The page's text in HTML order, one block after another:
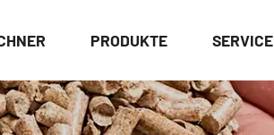
PRODUKTE SERVICE